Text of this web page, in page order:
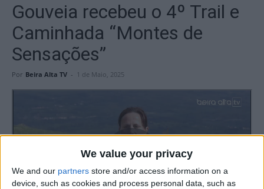
We value your privacy
We and our partners store and/or access information on a
device, such as cookies and process personal data, such as
Gouveia recebeu o 4º Trail e
Caminhada “Montes de
Sensações”
Por Beira Alta TV - 1 de Maio, 2025